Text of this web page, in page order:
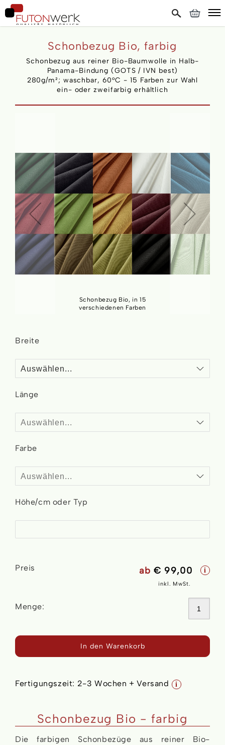
Schonbezug Bio, farbig
Schonbezug aus reiner Bio-Baumwolle in Halb-
Panama-Bindung (GOTS / IVN best)
280g/m²; waschbar, 60°C - 15 Farben zur Wahl
ein- oder zweifarbig erhältlich
Breite
Länge
Form
Farbe
Höhe/cm oder Typ
Preis ab € 99,00 i
inkl. MwSt.
Menge:
In den Warenkorb
Fertigungszeit: 2-3 Wochen + Versand i
end
of
the
images
gallery
Schonbezug Bio, in 15
verschiedenen Farben
the
the
gallery
Schonbezug Bio - farbig
Die farbigen Schonbezüge aus reiner Bio-